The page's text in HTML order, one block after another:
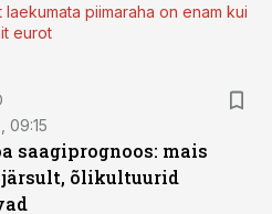
laekumata piimaraha on enam kui
eurot
09:15
saagiprognoos: mais
järsult, õlikultuurid